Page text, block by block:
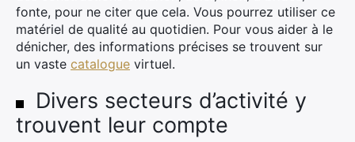
fonte, pour ne citer que cela. Vous pourrez utiliser ce
matériel de qualité au quotidien. Pour vous aider à le
dénicher, des informations précises se trouvent sur
un vaste catalogue virtuel.
Divers secteurs d’activité y
trouvent leur compte